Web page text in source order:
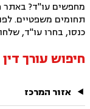
מחפשים עו"ד? באתר
תחומים משפטיים.
כנסו, בחרו עו"ד,
חיפוש עורך
אזור המרכז